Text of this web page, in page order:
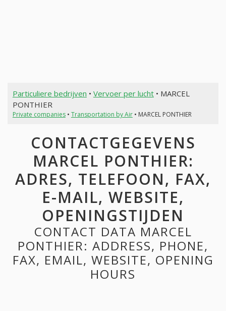
Particuliere bedrijven • Vervoer per lucht• MARCEL
PONTHIER
Private companies• Transportation by Air• MARCEL PONTHIER
CONTACTGEGEVENS
MARCEL PONTHIER:
ADRES, TELEFOON, FAX,
E-MAIL, WEBSITE,
OPENINGSTIJDEN
CONTACT DATA MARCEL
PONTHIER: ADDRESS, PHONE,
FAX, EMAIL, WEBSITE, OPENING
HOURS